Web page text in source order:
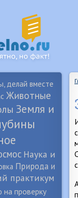
делай вместе
Животные
Земля и
Наука и
Природа и
практикум
на проверку